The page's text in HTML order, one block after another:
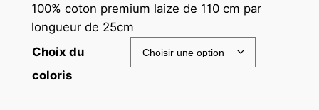
100% coton premium laize de 110 cm par
longueur de 25cm
Choix du
coloris